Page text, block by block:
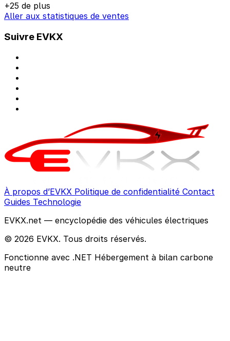
+25 de plus
Aller aux statistiques de ventes
Suivre EVKX
À propos d’EVKX Politique de confidentialité Contact
Guides Technologie
EVKX.net — encyclopédie des véhicules électriques
© 2026 EVKX. Tous droits réservés.
Fonctionne avec .NET Hébergement à bilan carbone
neutre